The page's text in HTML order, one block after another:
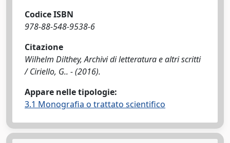
Codice ISBN
978-88-548-9538-6
Citazione
Wilhelm Dilthey, Archivi di letteratura e altri scritti
/ Ciriello, G.. - (2016).
Appare nelle tipologie:
3.1 Monografia o trattato scientifico